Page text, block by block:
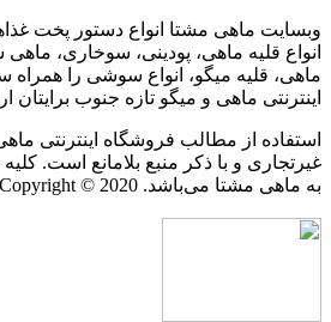
وبسایت ماهی مشتا انواع دستور پخت
انواع قلیه ماهی، پودینی، سوخاری،
ماهی، قلیه میگو، انواع سوشی را
اینترنتی ماهی و میگو تازه جنوب برایتان
استفاده از مطالب فروشگاه اینترنتی
غیرتجاری و با ذکر منبع بلامانع است.
به ماهی مشتا می‌باشد. Copyright © 2020